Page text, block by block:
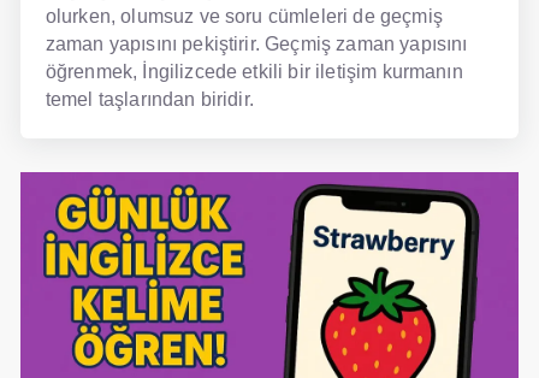
olurken, olumsuz ve soru cümleleri de geçmiş
zaman yapısını pekiştirir. Geçmiş zaman yapısını
öğrenmek, İngilizcede etkili bir iletişim kurmanın
temel taşlarından biridir.